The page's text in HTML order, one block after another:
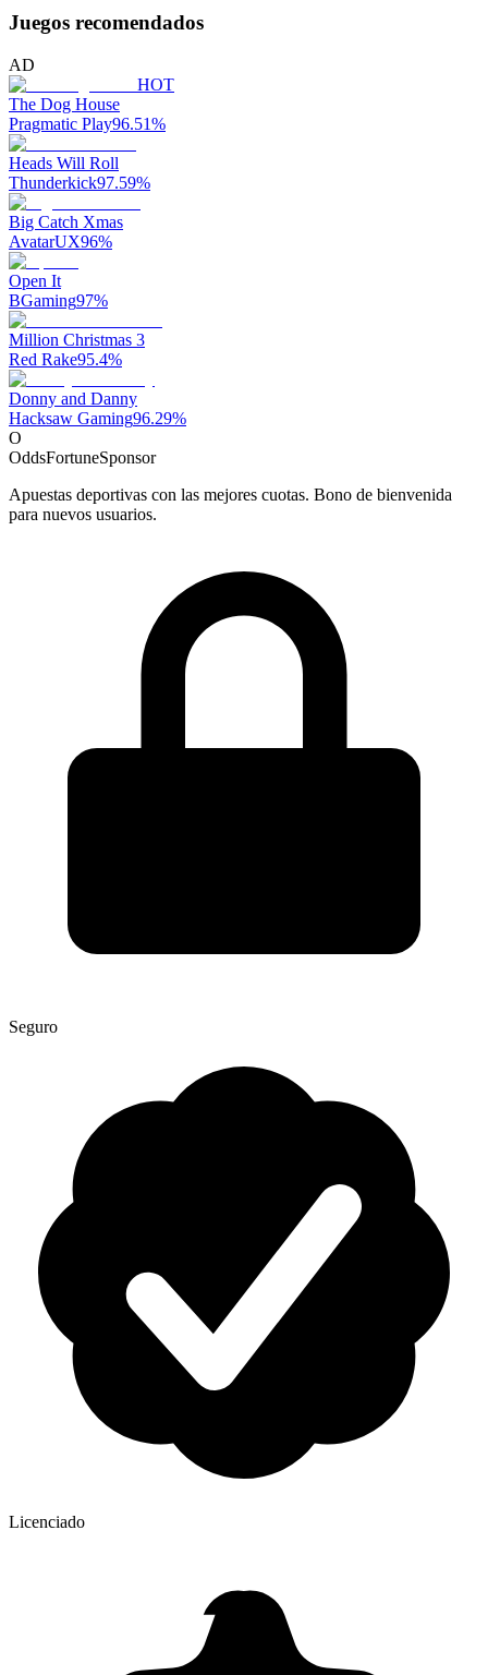
Juegos recomendados
AD
HOT
The Dog House
Pragmatic Play96.51%
Heads Will Roll
Thunderkick97.59%
Big Catch Xmas
AvatarUX96%
Open It
BGaming97%
Million Christmas 3
Red Rake95.4%
Donny and Danny
Hacksaw Gaming96.29%
O
OddsFortuneSponsor
Apuestas deportivas con las mejores cuotas. Bono de bienvenida
para nuevos usuarios.
Seguro
Licenciado